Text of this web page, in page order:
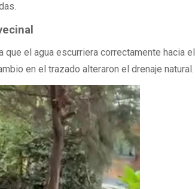
el agua escurriera correctamente hacia el
en el trazado alteraron el drenaje natural.